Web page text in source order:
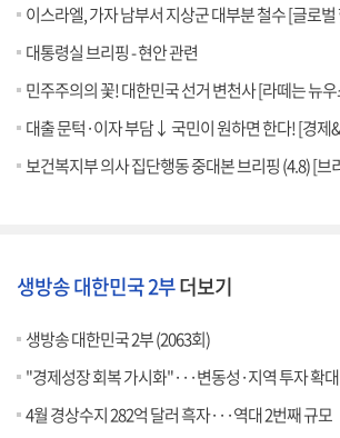
이스라엘, 가자 남부서 지상군 대부분 철수 [글로
대통령실 브리핑 - 현안 관련
민주주의의 꽃! 대한민국 선거 변천사 [라떼는 뉴
대출 문턱·이자 부담↓ 국민이 원하면 한다! [경제
보건복지부 의사 집단행동 중대본 브리핑 (4.8) [브리핑 인사
생방송 대한민국 2부더보기
생방송 대한민국 2부 (2063회)
"경제성장 회복 가시화"···변동성·지역 투자 확대
4월 경상수지 282억 달러 흑자···역대 2번째 규모